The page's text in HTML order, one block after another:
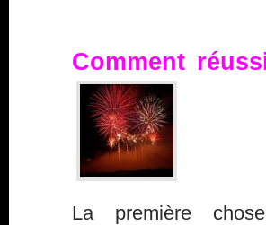
Comment
La première